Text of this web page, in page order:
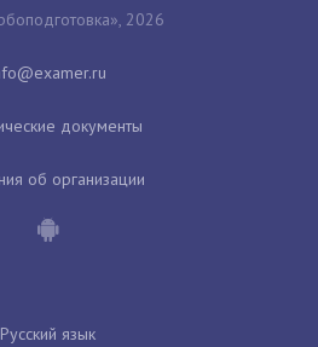
2026
документы
об организации
Русский язык